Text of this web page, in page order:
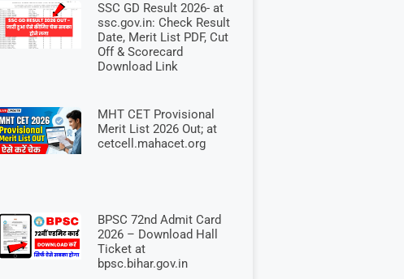
SSC GD Result 2026- at
ssc.gov.in: Check Result
Date, Merit List PDF, Cut
Off & Scorecard
Download Link
MHT CET Provisional
Merit List 2026 Out; at
cetcell.mahacet.org
BPSC 72nd Admit Card
2026 – Download Hall
Ticket at
bpsc.bihar.gov.in